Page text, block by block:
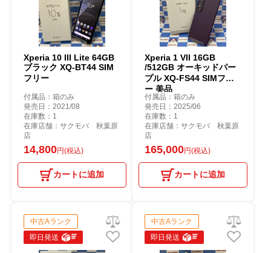
Xperia 10 III Lite 64GB
ブラック XQ-BT44 SIM
フリー
付属品：箱のみ
発売日：2021/08
在庫数：1
在庫店舗：サクモバ 秋葉原
店
14,800円(税込)
カートに追加
Xperia 1 VII 16GB
/512GB オーキッドパー
プル XQ-FS44 SIMフリ
ー 美品
付属品：箱のみ
発売日：2025/06
在庫数：1
在庫店舗：サクモバ 秋葉原
店
165,000円(税込)
カートに追加
中古Aランク
即日発送
中古Aランク
即日発送